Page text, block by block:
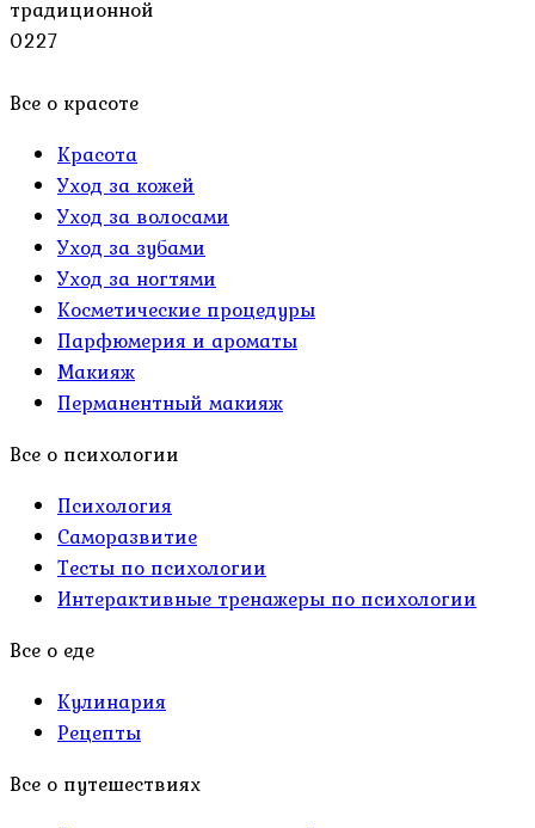
традиционной
0227
Все о красоте
Красота
Уход за кожей
Уход за волосами
Уход за зубами
Уход за ногтями
Косметические процедуры
Парфюмерия и ароматы
Макияж
Перманентный макияж
Все о психологии
Психология
Саморазвитие
Тесты по психологии
Интерактивные тренажеры по психологии
Все о еде
Кулинария
Рецепты
Все о путешествиях